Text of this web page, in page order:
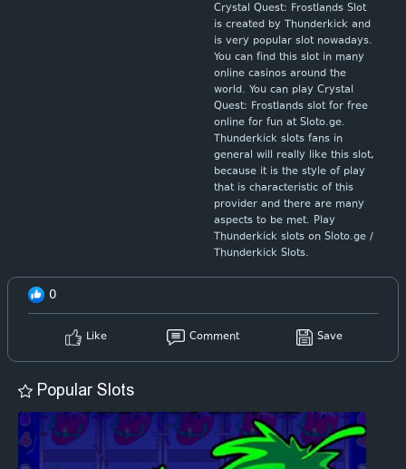
Crystal Quest: Frostlands Slot
is created by Thunderkick and
is very popular slot nowadays.
You can find this slot in many
online casinos around the
world. You can play Crystal
Quest: Frostlands slot for free
online for fun at Sloto.ge.
Thunderkick slots fans in
general will really like this slot,
because it is the style of play
that is characteristic of this
provider and there are many
aspects to be met. Play
Thunderkick slots on Sloto.ge /
Thunderkick Slots.
0
Like Comment Save
Popular Slots